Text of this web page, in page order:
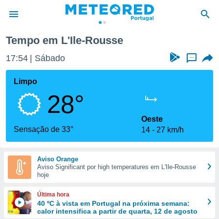
da
foi
fornecidas
a este
das
e
forma
digital
Tempo em L'Ile-Rousse
17:54 Sábado ...
Limpo
28°
Sensação de 33°
Oeste
14
27 km/h
Aviso Orange
Aviso Significant por high temperatures em L'Ile-Rousse
hoje
Última hora
40 ºC à vista em Portugal na próxima semana:
calor intensifica a partir de quarta, 12 de agosto